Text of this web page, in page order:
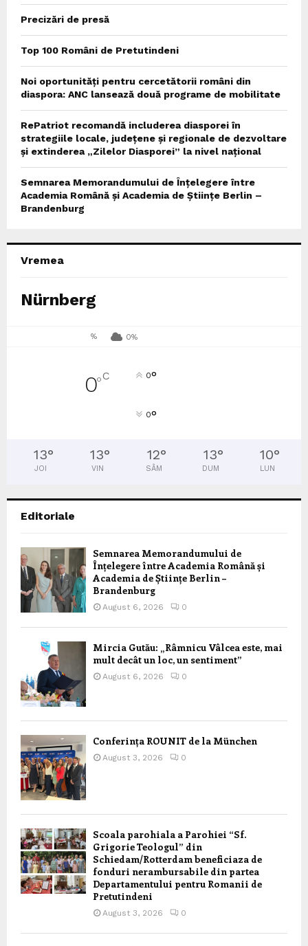
Precizări de presă
Top 100 Români de Pretutindeni
Noi oportunități pentru cercetătorii români din
diaspora: ANC lansează două programe de mobilitate
RePatriot recomandă includerea diasporei în
strategiile locale, județene și regionale de dezvoltare
și extinderea „Zilelor Diasporei” la nivel național
Semnarea Memorandumului de Înțelegere între
Academia Română și Academia de Științe Berlin –
Brandenburg
Vremea
Nürnberg
% 0%
0°C 0°
0°
13°
JOI
13°
VIN
12°
SÂM
13°
DUM
10°
LUN
Editoriale
Semnarea Memorandumului de
Înțelegere între Academia Română și
Academia de Științe Berlin –
Brandenburg
August 6, 2026 0
Mircia Gutău: „Râmnicu Vâlcea este, mai
mult decât un loc, un sentiment”
August 6, 2026 0
Conferința ROUNIT de la München
August 3, 2026 0
Scoala parohiala a Parohiei “Sf.
Grigorie Teologul” din
Schiedam/Rotterdam beneficiaza de
fonduri nerambursabile din partea
Departamentului pentru Romanii de
Pretutindeni
August 3, 2026 0